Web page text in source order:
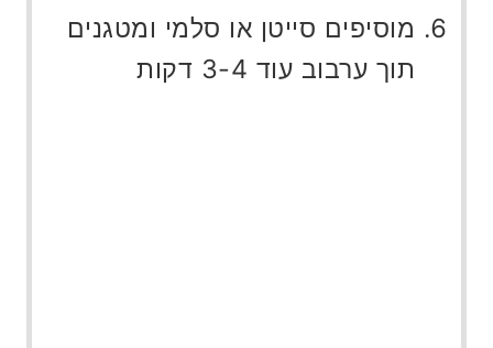
מוסיפים סייטן או סלמי ומטגנים
תוך ערבוב עוד 3-4 דקות